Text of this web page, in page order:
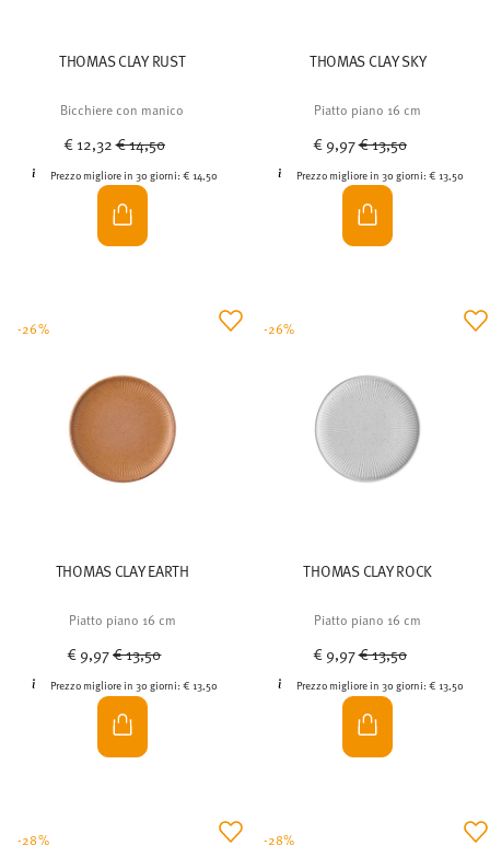
THOMAS CLAY RUST
Bicchiere con manico
€ 12,32Price reduced from
€ 14,50
Prezzo migliore in 30 giorni:€ 14,50
THOMAS CLAY SKY
Piatto piano 16 cm
€ 9,97Price reduced from
€ 13,50
Prezzo migliore in 30 giorni: € 13,50
THOMAS CLAY EARTH
Piatto piano 16 cm
€ 9,97Price reduced from
€ 13,50
Prezzo migliore in 30 giorni:€ 13,50
-26%
THOMAS CLAY ROCK
Piatto piano 16 cm
€ 9,97Price reduced from
€ 13,50
Prezzo migliore in 30 giorni: € 13,50
-26%
-28% -28%